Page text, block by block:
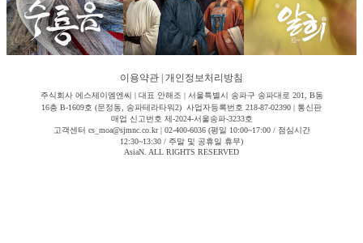
이용약관 개인정보처리방침
주식회사 에스제이엠엔씨 | 대표 안해조 | 서울특별시 송파구 송파대로 201, B동
16층 B-1609호 (문정동, 송파테라타워2) 사업자등록번호 218-87-02390 | 통신판
매업 신고번호 제-2024-서울송파-3233호
고객센터 cs_moa@sjmnc.co.kr | 02-400-6036 (평일 10:00~17:00 / 점심시간
12:30~13:30 / 주말 및 공휴일 휴무)
AsiaN. ALL RIGHTS RESERVED